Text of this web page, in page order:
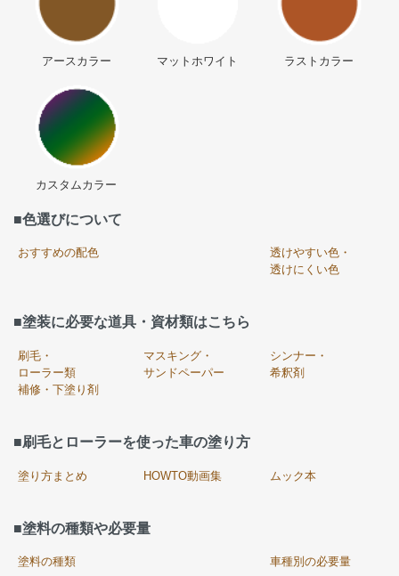
アースカラー マットホワイト ラストカラー
カスタムカラー
■色選びについて
おすすめの配色
透けやすい色・
透けにくい色
■塗装に必要な道具・資材類はこちら
刷毛・
ローラー類
マスキング・
サンドペーパー
シンナー・
希釈剤
補修・下塗り剤
■刷毛とローラーを使った車の塗り方
塗り方まとめ HOWTO動画集 ムック本
■塗料の種類や必要量
塗料の種類 車種別の必要量